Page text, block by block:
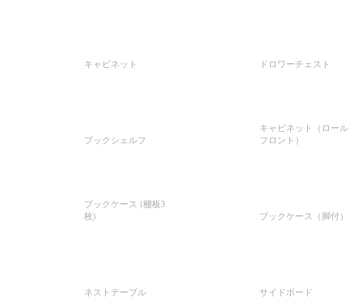
キャビネット ドロワーチェスト
ブックシェルフ
キャビネット（ロール
フロント）
ブックケース (棚板3
枚)
ブックケース（脚付）
ネストテーブル サイドボード